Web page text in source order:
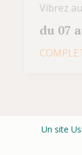
Vibrez
du 07
Un site